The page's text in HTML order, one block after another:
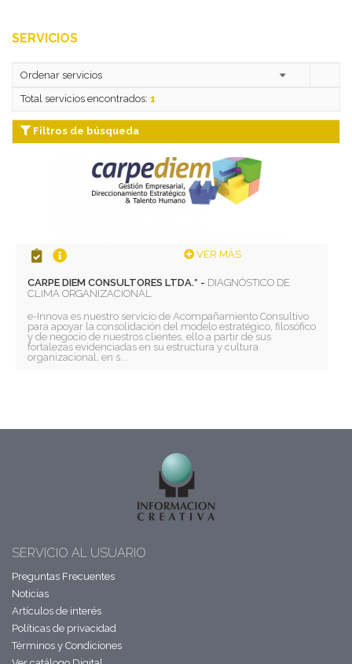
SERVICIOS
Total servicios encontrados: 1
Filtros de búsqueda
VER MÁS
CARPE DIEM CONSULTORES LTDA.* - DIAGNÓSTICO DE
CLIMA ORGANIZACIONAL
e-Innova es nuestro servicio de Acompañamiento Consultivo
para apoyar la consolidación del modelo estratégico, filosófico
y de negocio de nuestros clientes, ello a partir de sus
fortalezas evidenciadas en su estructura y cultura
organizacional, en s...
SERVICIO AL USUARIO
Preguntas Frecuentes
Noticias
Artículos de interés
Políticas de privacidad
Términos y Condiciones